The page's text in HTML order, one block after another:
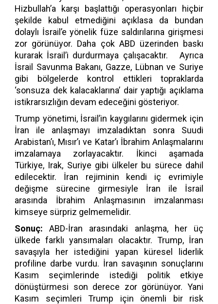
Hizbullah’a karşı başlattığı operasyonları hiçbir
şekilde kabul etmediğini açıklasa da bundan
dolaylı İsrail’e yönelik füze saldırılarına girişmesi
zor görünüyor. Daha çok ABD üzerinden baskı
kurarak İsrail’i durdurmaya çalışacaktır. Ayrıca
İsrail Savunma Bakanı, Gazze, Lübnan ve Suriye
gibi bölgelerde kontrol ettikleri topraklarda
‘sonsuza dek kalacaklarına’ dair yaptığı açıklama
istikrarsızlığın devam edeceğini gösteriyor.
Trump yönetimi, İsrail’in kaygılarını gidermek için
İran ile anlaşmayı imzaladıktan sonra Suudi
Arabistan’ı, Mısır’ı ve Katar’ı İbrahim Anlaşmalarını
imzalamaya zorlayacaktır. İkinci aşamada
Türkiye, Irak, Suriye gibi ülkeler bu sürece dahil
edilecektir. İran rejiminin kendi iç evrimiyle
değişme sürecine girmesiyle İran ile İsrail
arasında İbrahim Anlaşmasının imzalanması
kimseye sürpriz gelmemelidir.
Sonuç: ABD-İran arasındaki anlaşma, her üç
ülkede farklı yansımaları olacaktır. Trump, İran
savaşıyla her istediğini yapan küresel liderlik
profiline darbe vurdu. İran savaşının sonuçlarını
Kasım seçimlerinde istediği politik etkiye
dönüştürmesi son derece zor görünüyor. Yani
Kasım seçimleri Trump için önemli bir risk